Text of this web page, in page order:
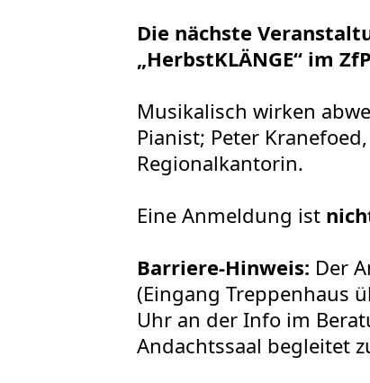
Die nächste
„HerbstKLÄNGE“ im
Musikalisch wirken
Pianist; Peter
Regionalkantorin.
Eine Anmeldung ist
Barriere-Hinweis: Der
(Eingang Treppenhaus
Uhr an der Info im
Andachtssaal begleitet